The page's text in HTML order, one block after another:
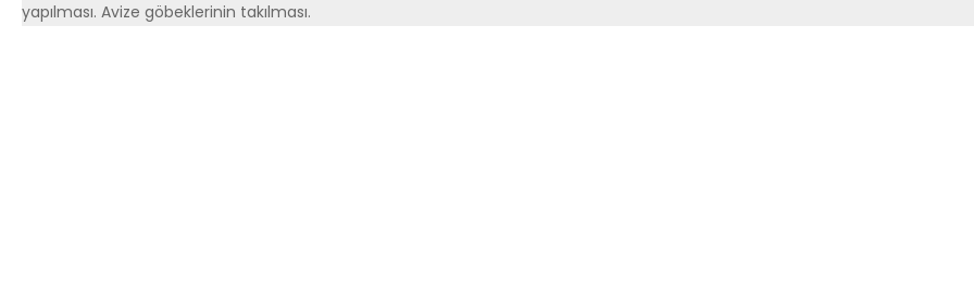
yapılması. Avize göbeklerinin takılması.